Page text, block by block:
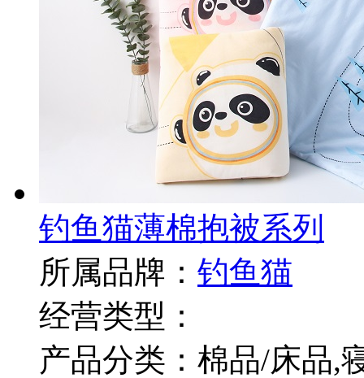
钓鱼猫薄棉抱被系列
所属品牌： 钓鱼猫
经营类型：
产品分类：棉品/床品,